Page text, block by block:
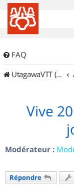
FAQ
UtagawaVTT (Randos VTT et VTTAE avec traces GPS)
Vive
Modérateur :
Répondre